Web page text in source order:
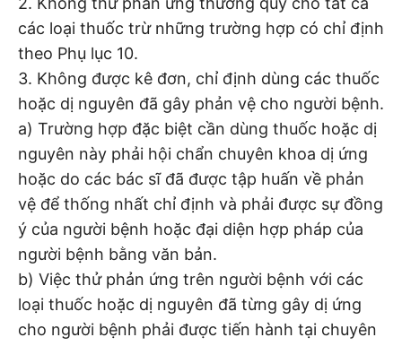
các loại thuốc trừ những trường hợp có chỉ định
theo Phụ lục 10.
3. Không được kê đơn, chỉ định dùng các thuốc
hoặc dị nguyên đã gây phản vệ cho người bệnh.
a) Trường hợp đặc biệt cần dùng thuốc hoặc dị
nguyên này phải hội chẩn chuyên khoa dị ứng
hoặc do các bác sĩ đã được tập huấn về phản
vệ để thống nhất chỉ định và phải được sự đồng
ý của người bệnh hoặc đại diện hợp pháp của
người bệnh bằng văn bản.
b) Việc thử phản ứng trên người bệnh với các
loại thuốc hoặc dị nguyên đã từng gây dị ứng
cho người bệnh phải được tiến hành tại chuyên